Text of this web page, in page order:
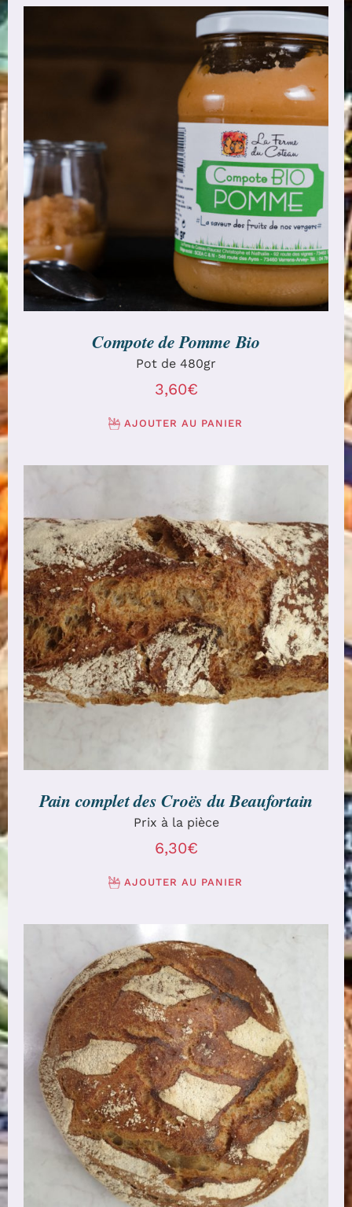
AJOUTER AU PANIER / DÉTAILS
Compote de Pomme Bio
Pot de 480gr
3,60€
AJOUTER AU PANIER
AJOUTER AU PANIER / DÉTAILS
Pain complet des Croës du Beaufortain
Prix à la pièce
6,30€
AJOUTER AU PANIER
AJOUTER AU PANIER / DÉTAILS